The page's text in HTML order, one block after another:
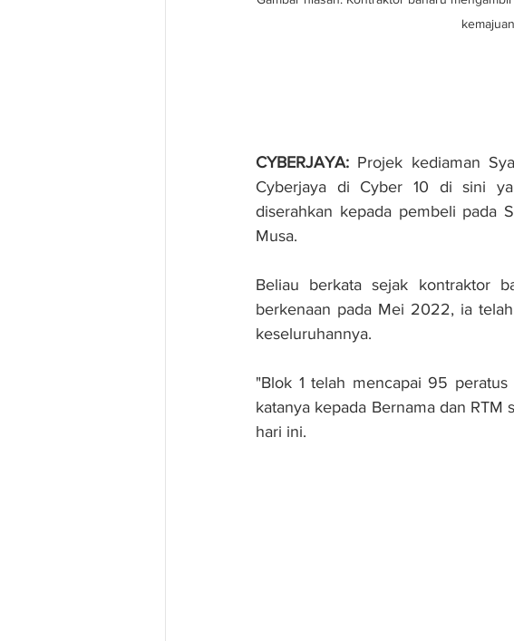
CYBERJAYA: Projek kediaman
Cyberjaya di Cyber 10 di sini
diserahkan kepada pembeli pada
Musa.
Beliau berkata sejak kontraktor
berkenaan pada Mei 2022, ia
keseluruhannya.
"Blok 1 telah mencapai 95
katanya kepada Bernama dan
hari ini.